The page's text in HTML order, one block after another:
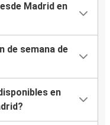
Madrid en
de semana de
en